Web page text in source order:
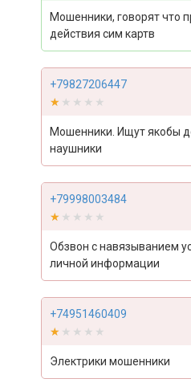
Мошенники, говорят что
действия сим картв
+79827206447
★★★★★
★★★★★
Мошенники. Ищут якобы
наушники
+79998003484
★★★★★
★★★★★
Обзвон с навязыванием
личной информации
+74951460409
★★★★★
★★★★★
Электрики мошенники